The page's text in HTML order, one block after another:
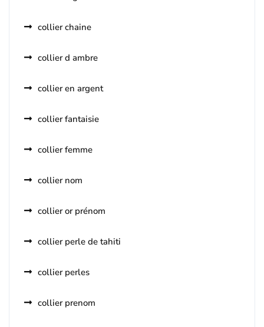
collier chaine
collier d ambre
collier en argent
collier fantaisie
collier femme
collier nom
collier or prénom
collier perle de tahiti
collier perles
collier prenom